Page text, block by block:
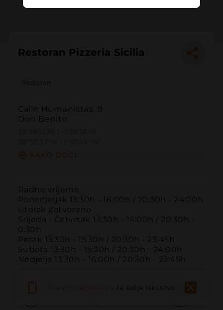
Restoran Pizzeria Sicilia
Restoran
Calle Humanistas, 9
Don Benito
Radno vrijeme
Ponedjeljak 13:30h - 16:00h / 20:30h - 24:00h
Utorak Zatvoreno
Srijeda - Četvrtak 13:30h - 16:00h / 20:30h -
0:30h
Petak 13:30h - 15:30h / 20:30h - 23:45h
Subota 13:30h - 15:30h / 20:30h - 24:00h
Nedjelja 13:30h - 16:00h / 20:30h - 23:45h
za bolje iskustvo